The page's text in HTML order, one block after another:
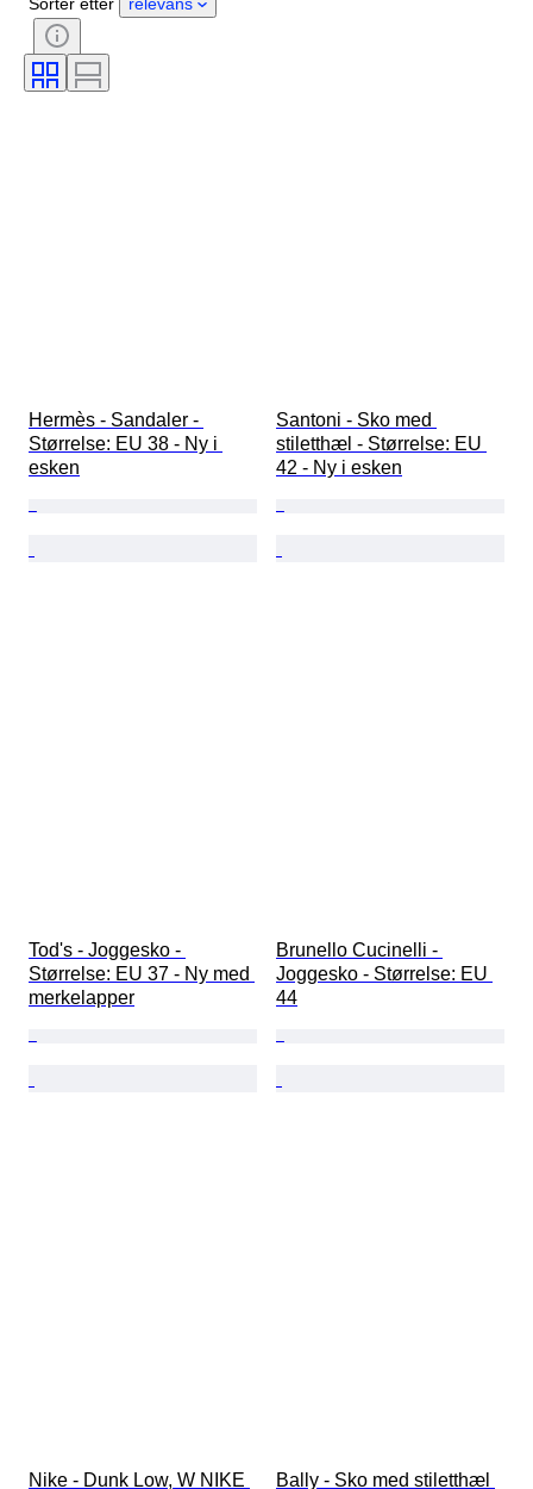
Tilbehør inkludert
Modell
Hermès - Sandaler -
Størrelse: EU 38 - Ny i
esken
Santoni - Sko med
stiletthæl - Størrelse: EU
42 - Ny i esken
Tod's - Joggesko -
Størrelse: EU 37 - Ny med
merkelapper
Brunello Cucinelli -
Joggesko - Størrelse: EU
44
Nike - Dunk Low, W NIKE Bally - Sko med stiletthæl